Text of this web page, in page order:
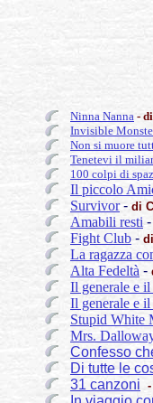
Ninna Nanna -
Invisible
Non si muore
Tenetevi il
100 colpi di
Il piccolo
Survivor- di
Amabili resti -
Fight Club -
La ragazza
Alta Fedeltà -
Il generale e
Il generale e
Stupid White
Mrs.
Confesso
Di tutte le
31 canzoni